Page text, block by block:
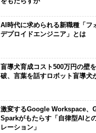
AI時代に求められる新職種「フ
デプロイドエンジニア」とは
盲導犬育成コスト500万円の壁
破、言葉を話すロボット盲導犬
激変するGoogle Workspace、
Sparkがもたらす「自律型AIと
レーション」